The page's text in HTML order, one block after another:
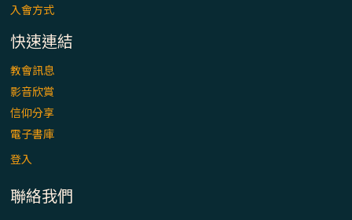
入會方式
快速連結
教會訊息
影音欣賞
信仰分享
電子書庫
登入
聯絡我們